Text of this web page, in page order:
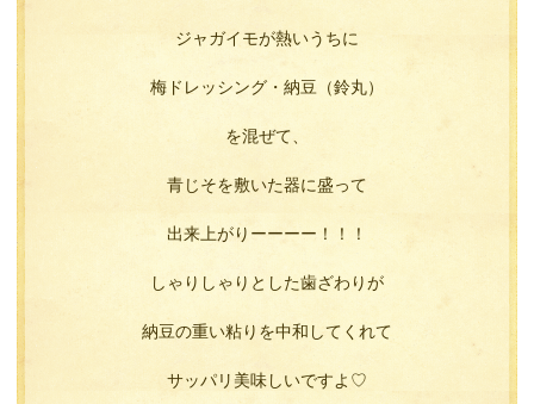
ジャガイモが熱いうちに
梅ドレッシング・納豆（鈴丸）
を混ぜて、
青じそを敷いた器に盛って
出来上がりーーーー！！！
しゃりしゃりとした歯ざわりが
納豆の重い粘りを中和してくれて
サッパリ美味しいですよ♡